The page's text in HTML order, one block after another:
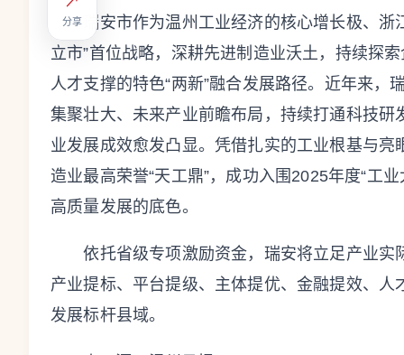
分享
瑞安市作为温州工业经济的核心增长极、浙
立市”首位战略，深耕先进制造业沃土，持续探
人才支撑的特色“两新”融合发展路径。近年来
集聚壮大、未来产业前瞻布局，持续打通科技
业发展成效愈发凸显。凭借扎实的工业根基与
造业最高荣誉“天工鼎”，成功入围2025年度“工
高质量发展的底色。
依托省级专项激励资金，瑞安将立足产业实
产业提标、平台提级、主体提优、金融提效、人
发展标杆县域。